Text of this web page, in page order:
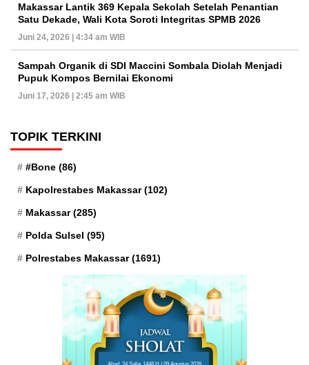
Makassar Lantik 369 Kepala Sekolah Setelah Penantian
Satu Dekade, Wali Kota Soroti Integritas SPMB 2026
Juni 24, 2026 | 4:34 am WIB
Sampah Organik di SDI Maccini Sombala Diolah Menjadi
Pupuk Kompos Bernilai Ekonomi
Juni 17, 2026 | 2:45 am WIB
TOPIK TERKINI
#Bone (86)
Kapolrestabes Makassar(102)
Makassar(285)
Polda Sulsel (95)
Polrestabes Makassar(1691)
Ahad, 24 Safar 1448 H / 09 Agustus 2026